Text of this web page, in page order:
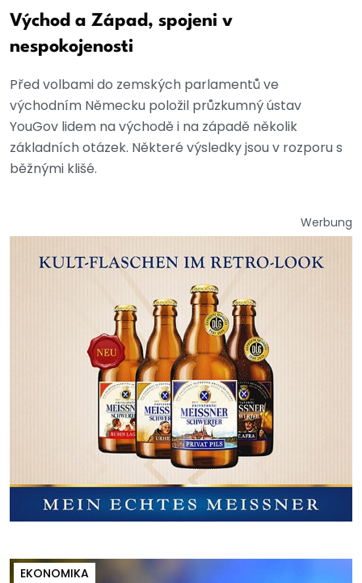
Východ a Západ, spojeni v
nespokojenosti
Před volbami do zemských parlamentů ve
východním Německu položil průzkumný ústav
YouGov lidem na východě i na západě několik
základních otázek. Některé výsledky jsou v rozporu s
běžnými klišé.
Werbung
EKONOMIKA